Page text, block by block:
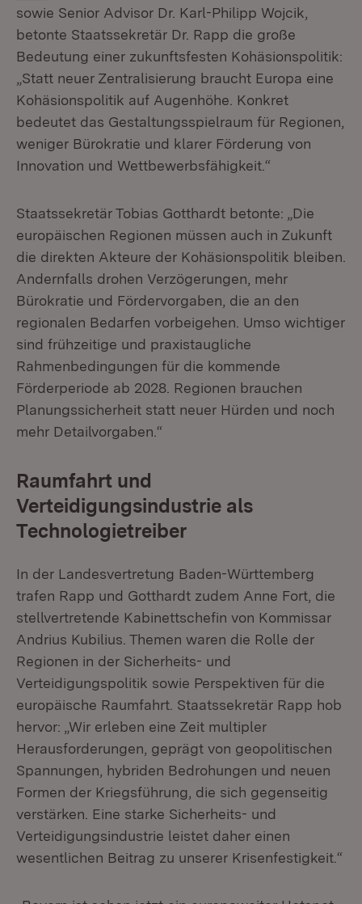
sowie Senior Advisor Dr. Karl-Philipp Wojcik,
betonte Staatssekretär Dr. Rapp die große
Bedeutung einer zukunftsfesten Kohäsionspolitik:
„Statt neuer Zentralisierung braucht Europa eine
Kohäsionspolitik auf Augenhöhe. Konkret
bedeutet das Gestaltungsspielraum für Regionen,
weniger Bürokratie und klarer Förderung von
Innovation und Wettbewerbsfähigkeit.“
Staatssekretär Tobias Gotthardt betonte: „Die
europäischen Regionen müssen auch in Zukunft
die direkten Akteure der Kohäsionspolitik bleiben.
Andernfalls drohen Verzögerungen, mehr
Bürokratie und Fördervorgaben, die an den
regionalen Bedarfen vorbeigehen. Umso wichtiger
sind frühzeitige und praxistaugliche
Rahmenbedingungen für die kommende
Förderperiode ab 2028. Regionen brauchen
Planungssicherheit statt neuer Hürden und noch
mehr Detailvorgaben.“
Raumfahrt und
Verteidigungsindustrie als
Technologietreiber
In der Landesvertretung Baden-Württemberg
trafen Rapp und Gotthardt zudem Anne Fort, die
stellvertretende Kabinettschefin von Kommissar
Andrius Kubilius. Themen waren die Rolle der
Regionen in der Sicherheits- und
Verteidigungspolitik sowie Perspektiven für die
europäische Raumfahrt. Staatssekretär Rapp hob
hervor: „Wir erleben eine Zeit multipler
Herausforderungen, geprägt von geopolitischen
Spannungen, hybriden Bedrohungen und neuen
Formen der Kriegsführung, die sich gegenseitig
verstärken. Eine starke Sicherheits- und
Verteidigungsindustrie leistet daher einen
wesentlichen Beitrag zu unserer Krisenfestigkeit.“